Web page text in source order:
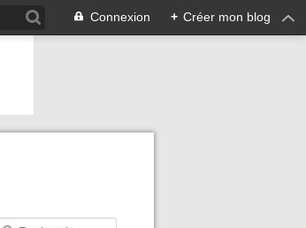
Connexion + Créer mon blog